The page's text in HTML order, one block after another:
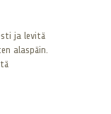
ja levitä
alaspäin.